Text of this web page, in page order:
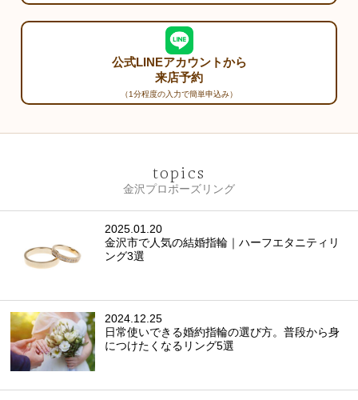
公式LINEアカウントから
来店予約
（1分程度の入力で簡単申込み）
topics
金沢プロポーズリング
2025.01.20
金沢市で人気の結婚指輪｜ハーフエタニティリ
ング3選
2024.12.25
日常使いできる婚約指輪の選び方。普段から身
につけたくなるリング5選